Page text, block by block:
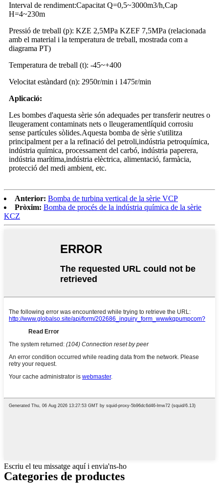
Interval de rendiment:Capacitat Q=0,5~3000m3/h,Cap
H=4~230m
Pressió de treball (p): KZE 2,5MPa KZEF 7,5MPa (relacionada
amb el material i la temperatura de treball, mostrada com a
diagrama PT)
Temperatura de treball (t): -45~+400
Velocitat estàndard (n): 2950r/min i 1475r/min
Aplicació:
Les bombes d'aquesta sèrie són adequades per transferir neutres o
lleugerament contaminats nets o lleugeramentlíquid corrosiu
sense partícules sòlides.Aquesta bomba de sèrie s'utilitza
principalment per a la refinació del petroli,indústria petroquímica,
indústria química, processament del carbó, indústria paperera,
indústria marítima,indústria elèctrica, alimentació, farmàcia,
protecció del medi ambient, etc.
Anterior: Bomba de turbina vertical de la sèrie VCP
Pròxim: Bomba de procés de la indústria química de la sèrie
KCZ
Escriu el teu missatge aquí i envia'ns-ho
Categories de productes